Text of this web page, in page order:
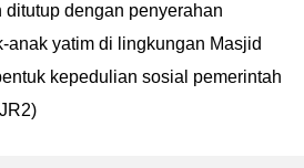
dengan penyerahan
anak yatim di lingkungan Masjid
kepedulian sosial pemerintah